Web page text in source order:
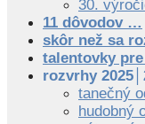
30.
11 dôvodov …
skôr než sa
talentovky
rozvrhy
tanečný
hudobný